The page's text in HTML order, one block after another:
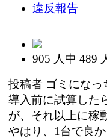
違反報告
905 人中 489
投稿者 ゴミになっ
導入前に試算した
が、それ以上に稼
やはり、1台で良か